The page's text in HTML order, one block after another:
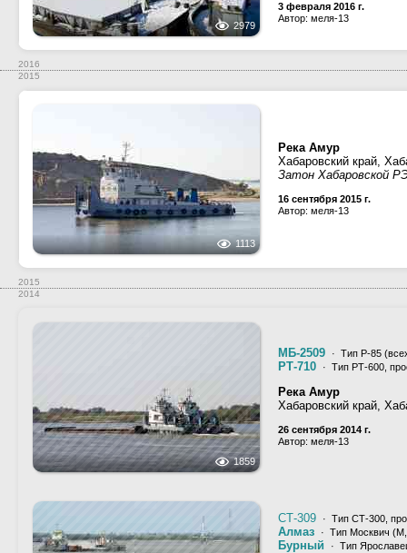
2979
3 февраля 2016 г.
Автор: меля-13
2016
2015
1113
Река Амур
Хабаровский край,
Затон Хабаровской
16 сентября 2015 г.
Автор: меля-13
2015
2014
1859
МБ-2509 · Тип Р-85
РТ-710 · Тип РТ-600,
Река Амур
Хабаровский край,
26 сентября 2014 г.
Автор: меля-13
СТ-309 · Тип СТ-300,
Алмаз · Тип Москвич
Бурный · Тип